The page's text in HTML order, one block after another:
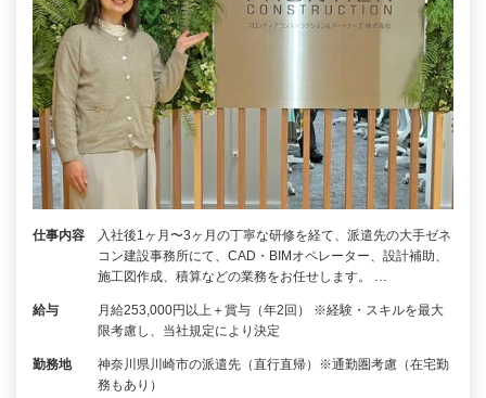
仕事内容
入社後1ヶ月〜3ヶ月の丁寧な研修を経て、派遣先の大手ゼネ
コン建設事務所にて、CAD・BIMオペレーター、設計補助、
施工図作成、積算などの業務をお任せします。 …
給与
月給253,000円以上＋賞与（年2回） ※経験・スキルを最大
限考慮し、当社規定により決定
勤務地
神奈川県川崎市の派遣先（直行直帰）※通勤圏考慮（在宅勤
務もあり）